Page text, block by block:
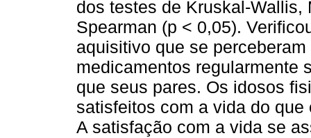
dos testes de Kruskal-
Spearman (p < 0,05).
aquisitivo que se
medicamentos regularmente
que seus pares. Os idosos
satisfeitos com a vida do
A satisfação com a vida se